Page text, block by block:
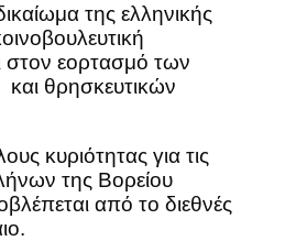
της ελληνικής
εορτασμό των
θρησκευτικών
κυριότητας για τις
της Βορείου
από το διεθνές